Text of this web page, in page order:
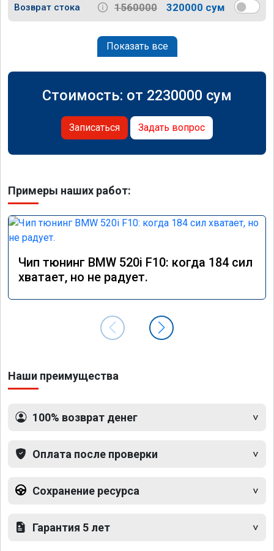
Возврат стока 1560000 320000 сум
Показать все
Стоимость: от 2230000 сум
Записаться Задать вопрос
Примеры наших работ:
Чип тюнинг BMW 520i F10: когда 184 сил
хватает, но не радует.
Наши преимущества
100% возврат денег
Оплата после проверки
Сохранение ресурса
Гарантия 5 лет